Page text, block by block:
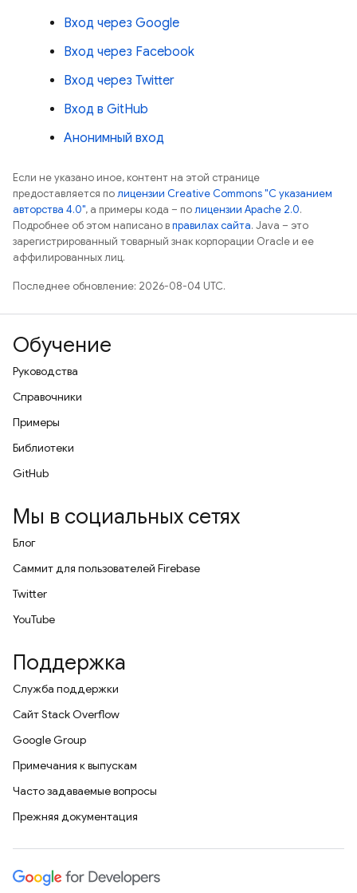
Вход через Google
Вход через Facebook
Вход через Twitter
Вход в GitHub
Анонимный вход
Если не указано иное, контент на этой странице
предоставляется полицензии Creative Commons "С указанием
авторства 4.0", а примеры кода – полицензии Apache 2.0.
Подробнее об этом написано вправилах сайта. Java – это
зарегистрированный товарный знак корпорации Oracle и ее
аффилированных лиц.
Последнее обновление: 2026-08-04 UTC.
Обучение
Руководства
Справочники
Примеры
Библиотеки
GitHub
Мы в социальных сетях
Блог
Саммит для пользователей Firebase
Twitter
YouTube
Поддержка
Служба поддержки
Сайт Stack Overflow
Google Group
Примечания к выпускам
Часто задаваемые вопросы
Прежняя документация